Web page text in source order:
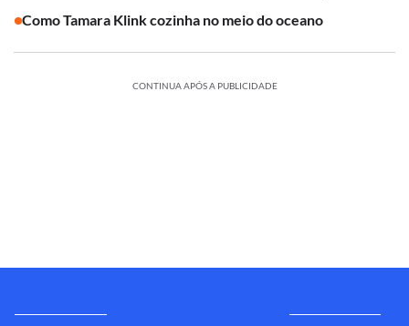
Como Tamara Klink cozinha no meio do oceano
CONTINUA APÓS A PUBLICIDADE